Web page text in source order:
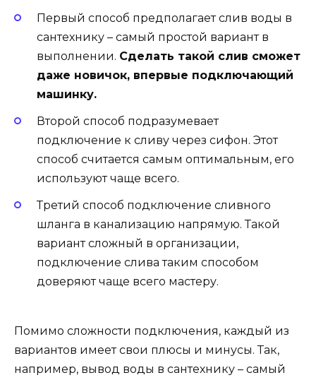
Первый способ предполагает слив воды в
сантехнику – самый простой вариант в
выполнении. Сделать такой слив сможет
даже новичок, впервые подключающий
машинку.
Второй способ подразумевает
подключение к сливу через сифон. Этот
способ считается самым оптимальным, его
используют чаще всего.
Третий способ подключение сливного
шланга в канализацию напрямую. Такой
вариант сложный в организации,
подключение слива таким способом
доверяют чаще всего мастеру.
Помимо сложности подключения, каждый из
вариантов имеет свои плюсы и минусы. Так,
например, вывод воды в сантехнику – самый